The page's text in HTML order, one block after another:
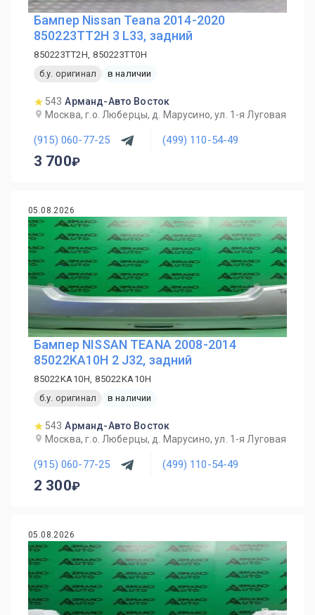
Бампер Nissan Teana 2014-2020
850223TT2H 3 L33, задний
850223TT2H, 850223TT0H
б.у. оригинал
в наличии
543 Арманд-Авто Восток
Москва, г.о. Люберцы, д. Марусино, ул. 1-я Луговая
(915) 060-77-25 (499) 110-54-49
3 700
05.08.2026
Бампер NISSAN TEANA 2008-2014
85022KA10H 2 J32, задний
85022KA10H, 85022KA10H
б.у. оригинал
в наличии
543 Арманд-Авто Восток
Москва, г.о. Люберцы, д. Марусино, ул. 1-я Луговая
(915) 060-77-25 (499) 110-54-49
2 300
05.08.2026